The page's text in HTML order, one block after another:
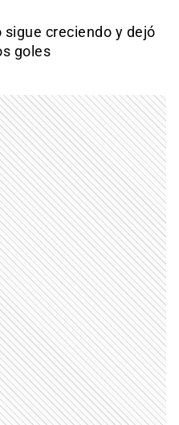
sigue creciendo y dejó
goles